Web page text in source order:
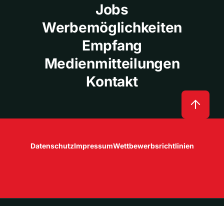
Jobs
Werbemöglichkeiten
Empfang
Medienmitteilungen
Kontakt
DatenschutzImpressumWettbewerbsrichtlinien